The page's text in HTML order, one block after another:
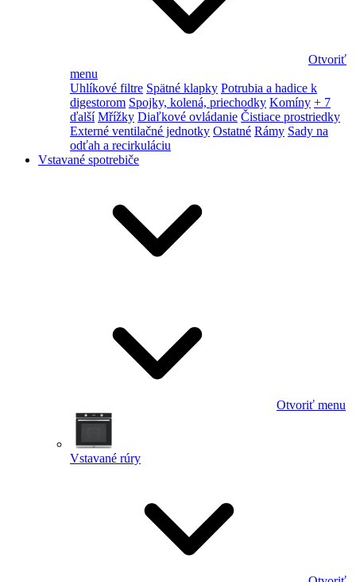
Otvoriť
menu
Uhlíkové filtre Spätné klapky Potrubia a hadice k
digestorom Spojky, kolená, priechodky Komíny + 7
ďalší Mřížky Diaľkové ovládanie Čistiace prostriedky
Externé ventilačné jednotky Ostatné Rámy Sady na
odťah a recirkuláciu
Vstavané spotrebiče
Otvoriť menu
Vstavané rúry